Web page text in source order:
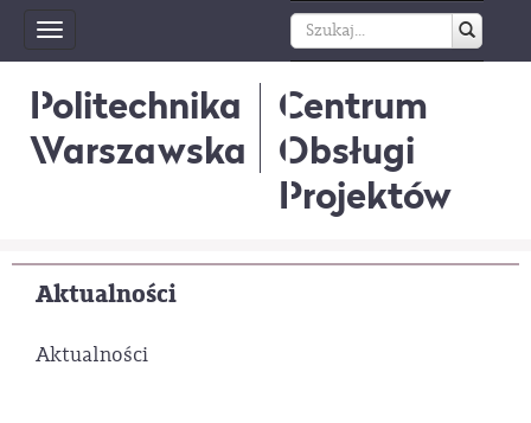
Toggle
navigation
Politechnika
Warszawska
Centrum
Obsługi
Projektów
Aktualności
Aktualności